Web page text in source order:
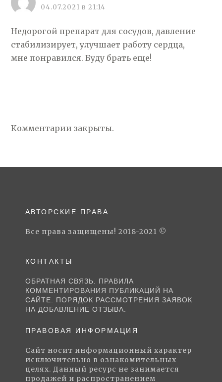
04.07.2021 в 21:14
Недорогой препарат для сосудов, давление
стабилизирует, улучшает работу сердца,
мне понравился. Буду брать еще!
Комментарии закрыты.
АВТОРСКИЕ ПРАВА
Все права защищены! 2018-2021 ©
КОНТАКТЫ
ОБРАТНАЯ СВЯЗЬ. ПРАВИЛА
КОММЕНТИРОВАНИЯ ПУБЛИКАЦИЙ НА
САЙТЕ. ПОРЯДОК РАССМОТРЕНИЯ ЗАЯВОК
НА ДОБАВЛЕНИЕ ОТЗЫВА.
ПРАВОВАЯ ИНФОРМАЦИЯ
Сайт носит информационный характер
исключительно в ознакомительных
целях. Данный ресурс не занимается
продажей и распространением